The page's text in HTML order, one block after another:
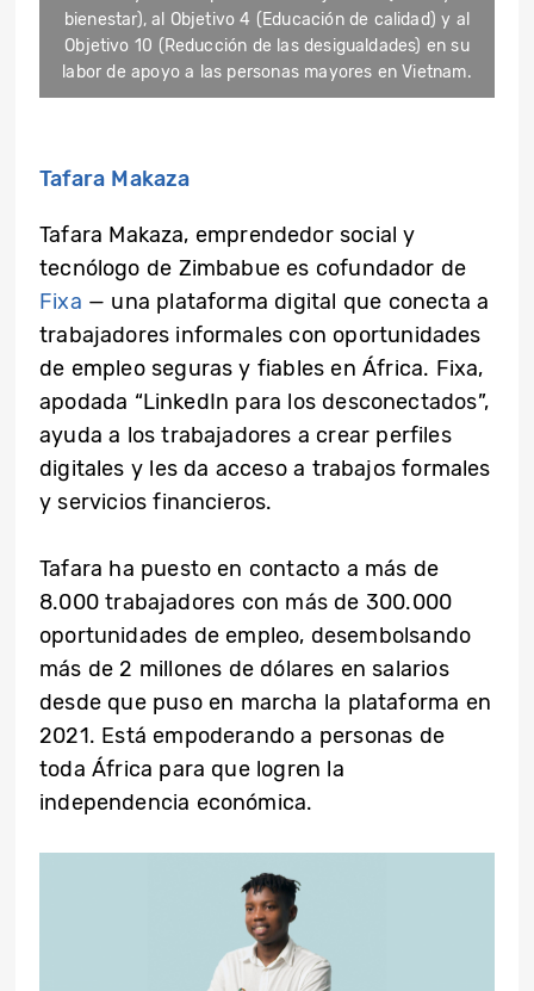
bienestar), al Objetivo 4 (Educación de calidad) y al
Objetivo 10 (Reducción de las desigualdades) en su
labor de apoyo a las personas mayores en Vietnam.
Tafara Makaza
Tafara Makaza, emprendedor social y
tecnólogo de Zimbabue es cofundador de
Fixa — una plataforma digital que conecta a
trabajadores informales con oportunidades
de empleo seguras y fiables en África. Fixa,
apodada “LinkedIn para los desconectados”,
ayuda a los trabajadores a crear perfiles
digitales y les da acceso a trabajos formales
y servicios financieros.
Tafara ha puesto en contacto a más de
8.000 trabajadores con más de 300.000
oportunidades de empleo, desembolsando
más de 2 millones de dólares en salarios
desde que puso en marcha la plataforma en
2021. Está empoderando a personas de
toda África para que logren la
independencia económica.